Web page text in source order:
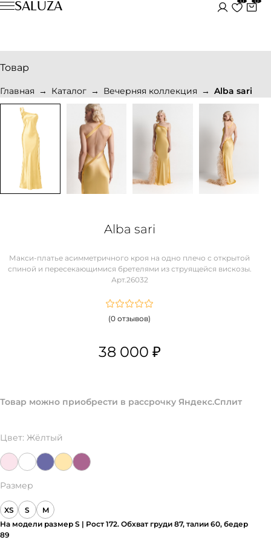
SALUZA
Товар
Главная Каталог Вечерняя коллекция Alba sari
Alba sari
Макси-платье асимметричного кроя на одно плечо с открытой
спиной и пересекающимися бретелями из струящейся вискозы.
Арт.26032
(0 отзывов)
38 000 ₽
Товар можно приобрести в рассрочку Яндекс.Сплит
Цвет: Жёлтый
Размер
XS S
M
На модели размер S | Рост 172. Обхват груди 87, талии 60, бедер
89